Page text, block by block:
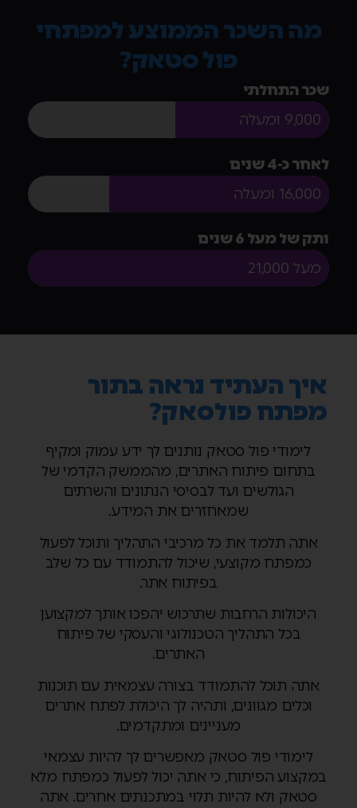
מה השכר הממוצע למפתחי
פול סטאק?
שכר התחלתי
9,000 ומעלה
לאחר כ-4 שנים
16,000 ומעלה
ותק של מעל 6 שנים
מעל 21,000
איך העתיד נראה בתור
מפתח פולסאק?
לימודי פול סטאק נותנים לך ידע עמוק ומקיף
בתחום פיתוח האתרים, מהממשק הקדמי של
הגולשים ועד לבסיסי הנתונים והשרתים
שמאחזרים את המידע.
אתה תלמד את כל מרכיבי התהליך ותוכל לפעול
כמפתח מקוצעי, שיכול להתמודד עם כל שלב
בפיתוח אתר.
היכולות הרחבות שתרכוש יהפכו אותך למקצוען
בכל התהליך הטכנולוגי והעסקי של פיתוח
האתרים.
אתה תוכל להתמודד בצורה עצמאית עם תוכנות
וכלים מגוונים, ותהיה לך היכולת לפתח אתרים
מעניינים ומתקדמים.
לימודי פול סטאק מאפשרים לך להיות עצמאי
במקצוע הפיתוח, כי אתה יכול לפעול כמפתח מלא
סטאק ולא להיות תלוי במתכנתים אחרים. אתה